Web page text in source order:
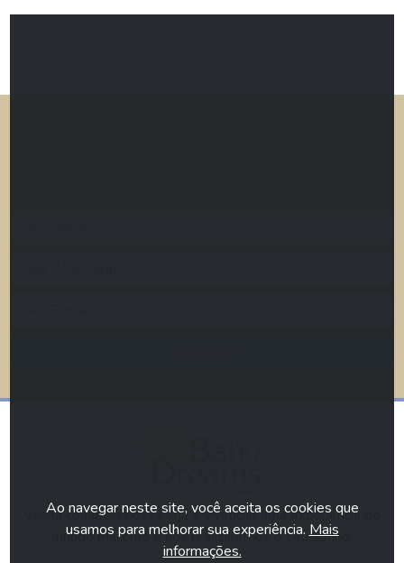
Venha conhecer nossa loja e vivenciar uma experiência do
mundo materno e nós realizaremos o seu sonho.
Ao navegar neste site, você aceita os cookies que
usamos para melhorar sua experiência. Mais
informações.